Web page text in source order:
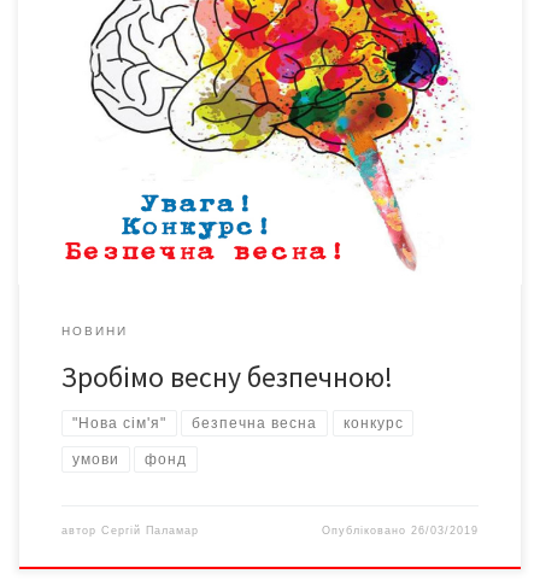
Благодійний фонд «Нова сім’я» запрошує до участі в конкурсі
«Безпечна весна» усіх зацікавлених у поширенні здорового
способу життя, усіх, хто мають власну думку про зменшення
ризику поширення ВІЛ/CНІД, наркозалежності, соціально –
небезпечних хвороб, ІПСШ. Заявіть про себе в одній з 4-х
номінацій: Відео. Фото. Малюнок. Есе чи вірш. Хто може […]
НОВИНИ
Зробімо весну безпечною!
"Нова сім'я" безпечна весна конкурс
умови фонд
автор Сергій Паламар Опубліковано 26/03/2019